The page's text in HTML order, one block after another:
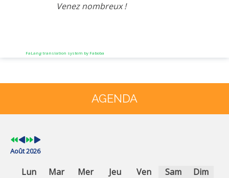
Venez nombreux !
FaLang translation system by Faboba
AGENDA
Année
Mois
Année
Mois
Août 2026
Lun Mar Mer Jeu Ven Sam
Dim